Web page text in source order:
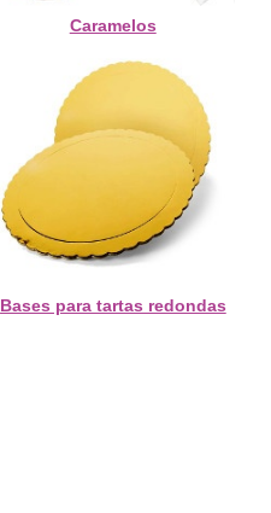
Caramelos
Bases para tartas redondas